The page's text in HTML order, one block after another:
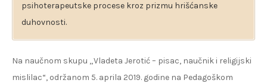
psihoterapeutske procese kroz prizmu hrišćanske
duhovnosti.
Na naučnom skupu „Vladeta Jerotić – pisac, naučnik i religijski
mislilac“, održanom 5. aprila 2019. godine na Pedagoškom